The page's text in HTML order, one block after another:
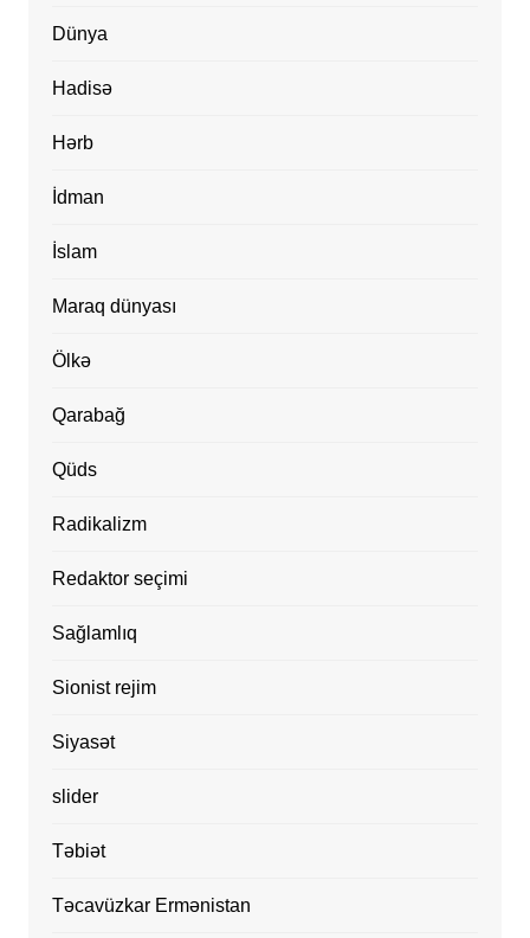
Dünya
Hadisə
Hərb
İdman
İslam
Maraq dünyası
Ölkə
Qarabağ
Qüds
Radikalizm
Redaktor seçimi
Sağlamlıq
Sionist rejim
Siyasət
slider
Təbiət
Təcavüzkar Ermənistan